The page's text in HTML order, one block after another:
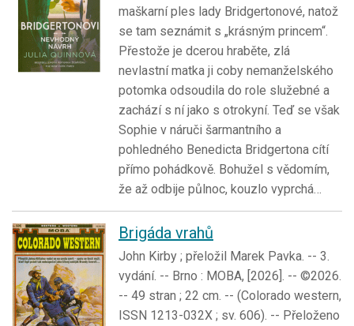
maškarní ples lady Bridgertonové, natož
se tam seznámit s „krásným princem“.
Přestože je dcerou hraběte, zlá
nevlastní matka ji coby nemanželského
potomka odsoudila do role služebné a
zachází s ní jako s otrokyní. Teď se však
Sophie v náruči šarmantního a
pohledného Benedicta Bridgertona cítí
přímo pohádkově. Bohužel s vědomím,
že až odbije půlnoc, kouzlo vyprchá…
Brigáda vrahů
John Kirby ; přeložil Marek Pavka. -- 3.
vydání. -- Brno : MOBA, [2026]. -- ©2026.
-- 49 stran ; 22 cm. -- (Colorado western,
ISSN 1213-032X ; sv. 606). -- Přeloženo